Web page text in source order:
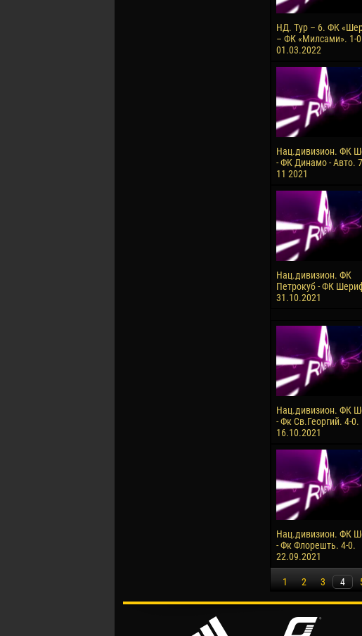
НД. Тур – 6. ФК
– ФК «Милсами». 1-
01.03.2022
Нац.дивизион. ФК
- ФК Динамо - Авто.
11 2021
Нац.дивизион. ФК
Петрокуб - ФК
31.10.2021
Нац.дивизион. ФК
- Фк Св.Георгий. 4-0.
16.10.2021
Нац.дивизион. ФК
- Фк Флорешть. 4-0.
22.09.2021
1 2 3 4